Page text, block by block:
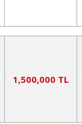
1,500,000 TL